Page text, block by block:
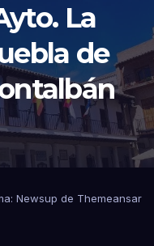
La
de
Newsup de Themeansar